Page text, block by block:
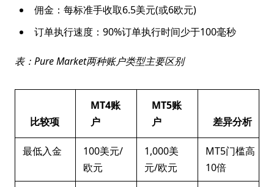
佣金：每标准手收取6.5美元(或6欧元)
订单执行速度：90%订单执行时间少于100毫秒
表：Pure Market两种账户类型主要区别
比较项
MT4账
户
MT5账
户
差异分析
最低入金
100美元/
欧元
1,000美
元/欧元
MT5门槛高
10倍